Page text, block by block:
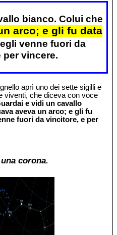
bianco. Colui che
arco; e gli fu data
venne fuori da
per vincere.
aprì uno dei sette sigilli e
viventi, che diceva con voce
e vidi un cavallo
aveva un arco; e gli fu
fuori da vincitore, e per
corona.